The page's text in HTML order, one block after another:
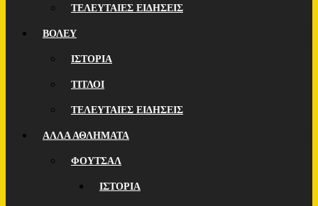
ΤΕΛΕΥΤΑΙΕΣ ΕΙΔΗΣΕΙΣ
ΒΟΛΕΥ
ΙΣΤΟΡΙΑ
ΤΙΤΛΟΙ
ΤΕΛΕΥΤΑΙΕΣ ΕΙΔΗΣΕΙΣ
ΑΛΛΑ ΑΘΛΗΜΑΤΑ
ΦΟΥΤΣΑΛ
ΙΣΤΟΡΙΑ